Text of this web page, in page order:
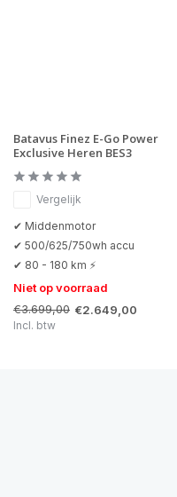
Batavus Finez E-Go Power
Exclusive Heren BES3
Vergelijk
✔ Middenmotor
✔ 500/625/750wh accu
✔ 80 - 180 km ⚡
Niet op voorraad
€3.699,00 €2.649,00
Incl. btw